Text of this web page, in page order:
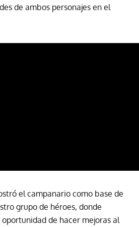
de ambos personajes en el
el campanario como base de
grupo de héroes, donde
de hacer mejoras al